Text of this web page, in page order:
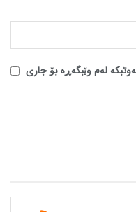
لەم وێبگەڕە بۆ جاری